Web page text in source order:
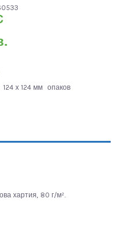
124 х 124 мм опаков
хартия, 80 г/м².